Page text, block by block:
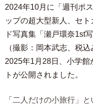
2024年10月に「週刊ポ
ップの超大型新人、セ
ド写真集「瀬戸環奈1st
（撮影：岡本武志、税
2025年1月28日、小学館
トが公開されました。
「二人だけの小旅行」